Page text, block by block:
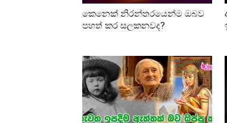
කෙනෙක් නිරන්තරයෙන්ම ඔබව
පහත් කර සලකනවද?